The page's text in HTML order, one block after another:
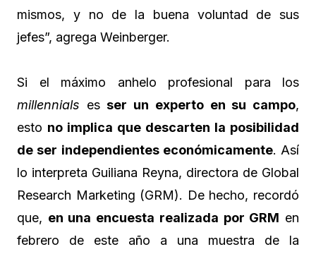
mismos, y no de la buena voluntad de sus
jefes”, agrega Weinberger.
Si el máximo anhelo profesional para los
millennials esser un experto en su campo,
esto no implica que descarten la posibilidad
de ser independientes económicamente. Así
lo interpreta Guiliana Reyna, directora de Global
Research Marketing (GRM). De hecho, recordó
que, en una encuesta realizada por GRM en
febrero de este año a una muestra de la